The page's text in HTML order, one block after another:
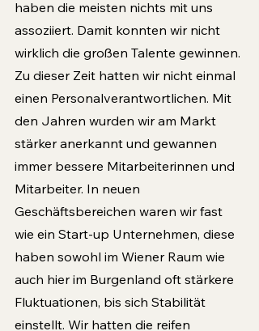
haben die meisten nichts mit uns
assoziiert. Damit konnten wir nicht
wirklich die großen Talente gewinnen.
Zu dieser Zeit hatten wir nicht einmal
einen Personalverantwortlichen. Mit
den Jahren wurden wir am Markt
stärker anerkannt und gewannen
immer bessere Mitarbeiterinnen und
Mitarbeiter. In neuen
Geschäftsbereichen waren wir fast
wie ein Start-up Unternehmen, diese
haben sowohl im Wiener Raum wie
auch hier im Burgenland oft stärkere
Fluktuationen, bis sich Stabilität
einstellt. Wir hatten die reifen